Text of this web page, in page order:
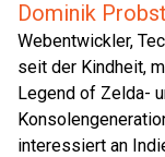
Dominik Probst
Webentwickler,
seit der Kindheit,
Legend of Zelda-
interessiert an